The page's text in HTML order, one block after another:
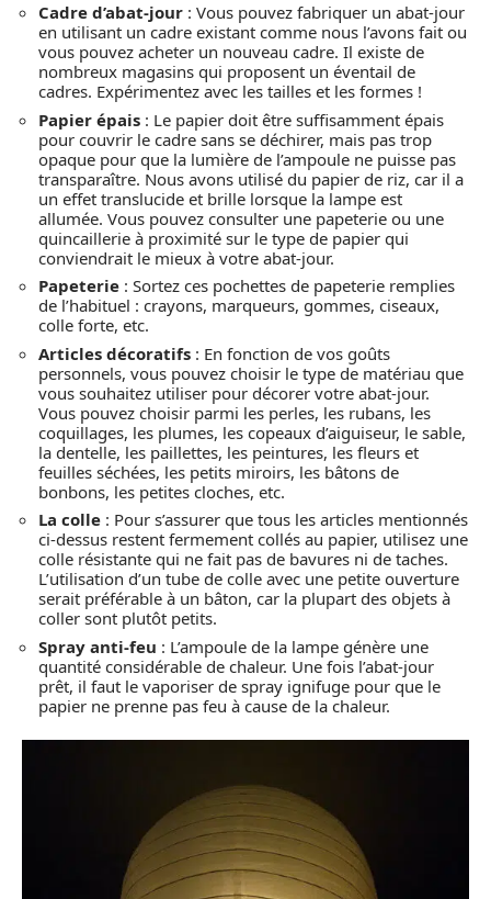
Cadre d’abat-jour : Vous pouvez fabriquer un abat-jour
en utilisant un cadre existant comme nous l’avons fait ou
vous pouvez acheter un nouveau cadre. Il existe de
nombreux magasins qui proposent un éventail de
cadres. Expérimentez avec les tailles et les formes !
Papier épais : Le papier doit être suffisamment épais
pour couvrir le cadre sans se déchirer, mais pas trop
opaque pour que la lumière de l’ampoule ne puisse pas
transparaître. Nous avons utilisé du papier de riz, car il a
un effet translucide et brille lorsque la lampe est
allumée. Vous pouvez consulter une papeterie ou une
quincaillerie à proximité sur le type de papier qui
conviendrait le mieux à votre abat-jour.
Papeterie : Sortez ces pochettes de papeterie remplies
de l’habituel : crayons, marqueurs, gommes, ciseaux,
colle forte, etc.
Articles décoratifs : En fonction de vos goûts
personnels, vous pouvez choisir le type de matériau que
vous souhaitez utiliser pour décorer votre abat-jour.
Vous pouvez choisir parmi les perles, les rubans, les
coquillages, les plumes, les copeaux d’aiguiseur, le sable,
la dentelle, les paillettes, les peintures, les fleurs et
feuilles séchées, les petits miroirs, les bâtons de
bonbons, les petites cloches, etc.
La colle : Pour s’assurer que tous les articles mentionnés
ci-dessus restent fermement collés au papier, utilisez une
colle résistante qui ne fait pas de bavures ni de taches.
L’utilisation d’un tube de colle avec une petite ouverture
serait préférable à un bâton, car la plupart des objets à
coller sont plutôt petits.
Spray anti-feu : L’ampoule de la lampe génère une
quantité considérable de chaleur. Une fois l’abat-jour
prêt, il faut le vaporiser de spray ignifuge pour que le
papier ne prenne pas feu à cause de la chaleur.